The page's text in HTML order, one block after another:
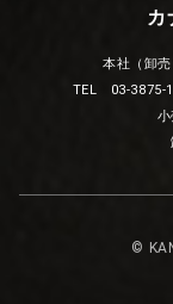
カ
本社（卸
TEL 03-3875-
小
©